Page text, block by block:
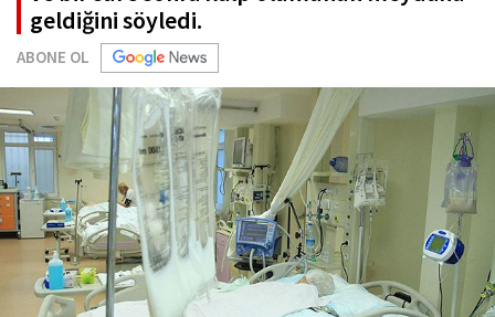
geldiğini söyledi.
ABONE OL